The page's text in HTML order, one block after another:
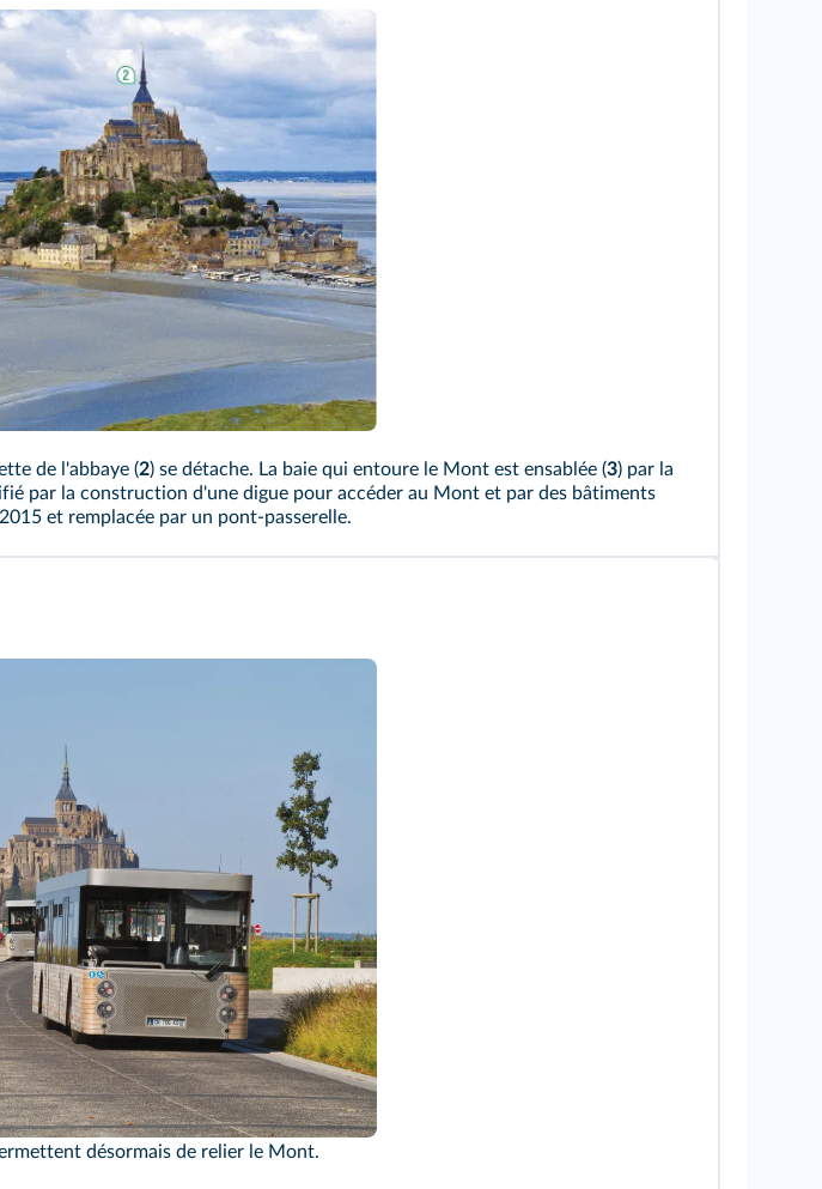
de l'abbaye (2) se détache. La baie qui entoure le Mont est ensablée (3) par la
par la construction d'une digue pour accéder au Mont et par des bâtiments
et remplacée par un pont-passerelle.
désormais de relier le Mont.